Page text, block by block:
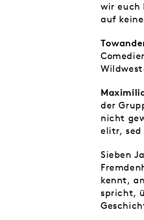
wir euch
auf
der
nicht
elitr, sed
Sieben
kennt,
spricht,